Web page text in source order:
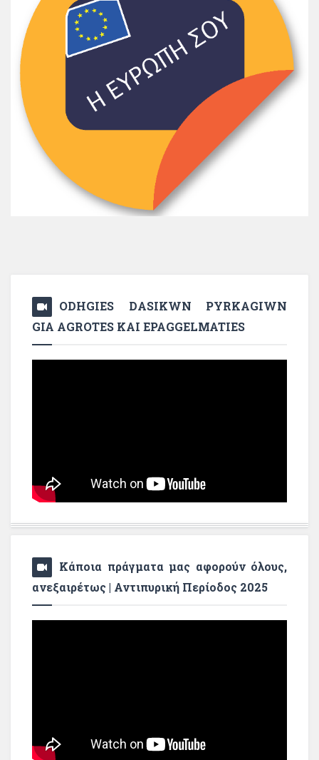
ODHGIES DASIKWN PYRKAGIWN
GIA AGROTES KAI EPAGGELMATIES
Κάποια πράγματα μας αφορούν όλους,
ανεξαιρέτως | Αντιπυρική Περίοδος 2025